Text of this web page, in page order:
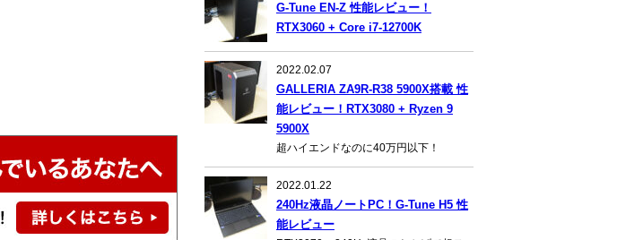
G-Tune EN-Z 性能レビュー！
RTX3060 + Core i7-12700K
2022.02.07
GALLERIA ZA9R-R38 5900X搭載 性
能レビュー！RTX3080 + Ryzen 9
5900X
超ハイエンドなのに40万円以下！
2022.01.22
240Hz液晶ノートPC！G-Tune H5 性
能レビュー